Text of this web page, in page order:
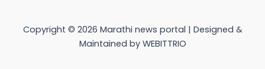
Copyright © 2026 Marathi news portal | Designed &
Maintained by WEBITTRIO